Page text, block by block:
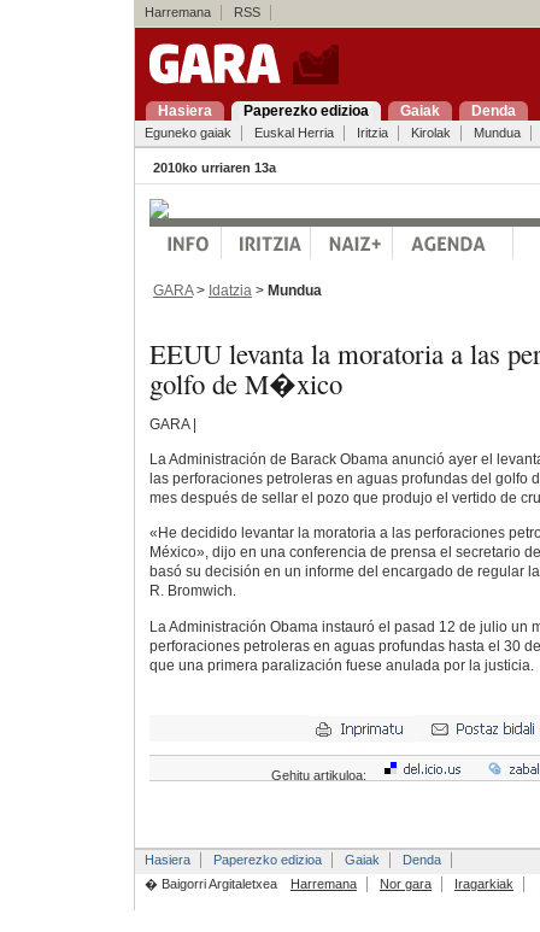
Harremana RSS
Hasiera Paperezko edizioa Gaiak Denda
Eguneko gaiak Euskal Herria Iritzia Kirolak Mundua
2010ko urriaren 13a
GARA> Idatzia > Mundua
EEUU levanta la moratoria a las
golfo de M�xico
GARA |
La Administración de Barack Obama anunció ayer el
las perforaciones petroleras en aguas profundas del golfo
mes después de sellar el pozo que produjo el vertido de
«He decidido levantar la moratoria a las perforaciones
México», dijo en una conferencia de prensa el secretario
basó su decisión en un informe del encargado de regular
R. Bromwich.
La Administración Obama instauró el pasad 12 de julio un
perforaciones petroleras en aguas profundas hasta el 30
que una primera paralización fuese anulada por la justicia.
Gehitu artikuloa:
Hasiera Paperezko edizioa Gaiak
Denda
� Baigorri Argitaletxea
Harremana Nor gara Iragarkiak